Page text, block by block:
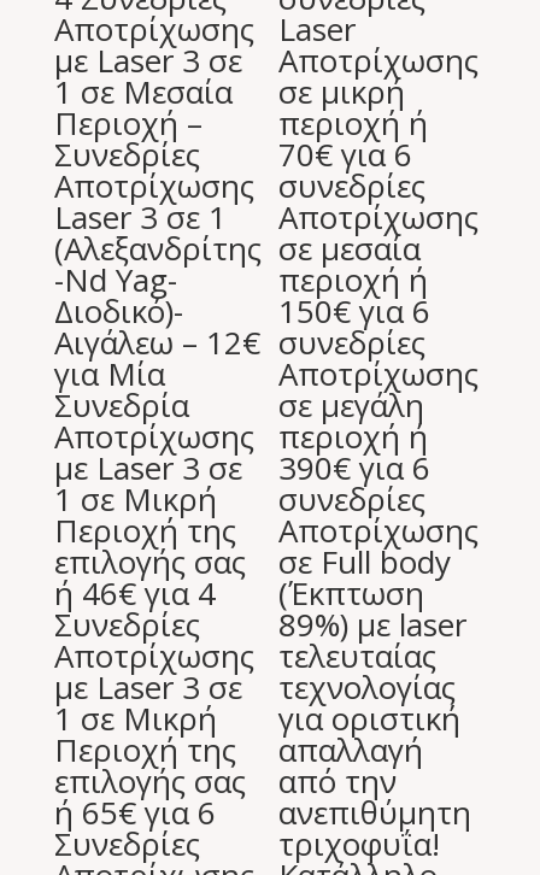
Αποτρίχωσης
με Laser 3 σε
1 σε Μεσαία
Περιοχή –
Συνεδρίες
Αποτρίχωσης
Laser 3 σε 1
(Αλεξανδρίτης
-Nd Yag-
Διοδικό)-
Αιγάλεω – 12€
για Μία
Συνεδρία
Αποτρίχωσης
με Laser 3 σε
1 σε Μικρή
Περιοχή της
επιλογής σας
ή 46€ για 4
Συνεδρίες
Αποτρίχωσης
με Laser 3 σε
1 σε Μικρή
Περιοχή της
επιλογής σας
ή 65€ για 6
Συνεδρίες
Laser
Aποτρίχωσης
σε μικρή
περιοχή ή
70€ για 6
συνεδρίες
Aποτρίχωσης
σε μεσαία
περιοχή ή
150€ για 6
συνεδρίες
Aποτρίχωσης
σε μεγάλη
περιοχή ή
390€ για 6
συνεδρίες
Aποτρίχωσης
σε Full body
(Έκπτωση
89%) με laser
τελευταίας
τεχνολογίας
για οριστική
απαλλαγή
από την
ανεπιθύμητη
τριχοφυΐα!